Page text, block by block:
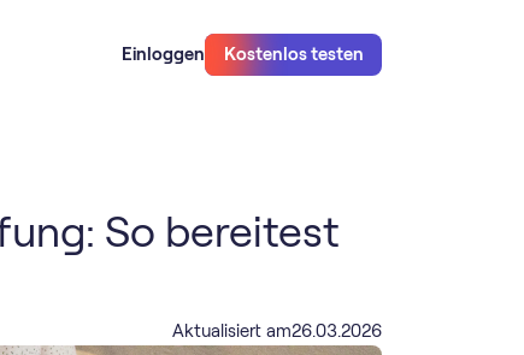
Einloggen Kostenlos testen
So bereitest
Aktualisiert am26.03.2026